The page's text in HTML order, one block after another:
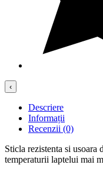
‹
Descriere
Informații
Recenzii (0)
Sticla rezistenta si usoara
temperaturii laptelui mai